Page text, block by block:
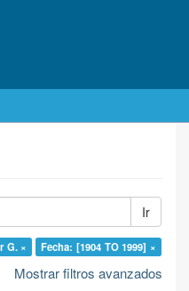
Ir
G. × Fecha: [1904 TO 1999] ×
Mostrar filtros avanzados